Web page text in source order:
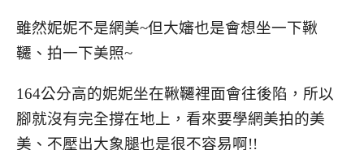
雖然妮妮不是網美~但大嬸也是會想坐一下鞦
韆、拍一下美照~
164公分高的妮妮坐在鞦韆裡面會往後陷，所以
腳就沒有完全撐在地上，看來要學網美拍的美
美、不壓出大象腿也是很不容易啊!!